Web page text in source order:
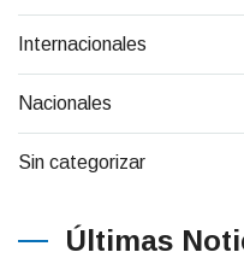
Internacionales
Nacionales
Sin categorizar
Últimas